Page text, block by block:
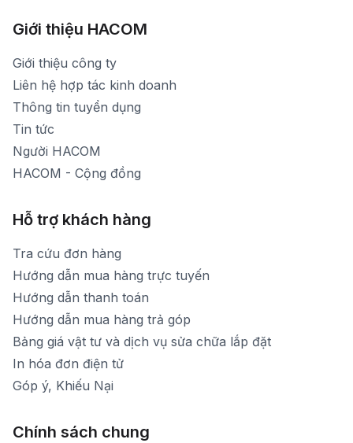
Thời gian mở cửa: Từ 8h30-19h hàng ngày
Xem bản đồ đường đi
1900 1903 (máy lẻ 159) -(028)73000322
1900 1903 (máy lẻ 160)
[email protected]
Thời gian mở cửa: Từ 8h30-20h hàng ngày
Giới thiệu HACOM
Giới thiệu công ty
Liên hệ hợp tác kinh doanh
Thông tin tuyển dụng
Tin tức
Người HACOM
HACOM - Cộng đồng
Hỗ trợ khách hàng
Tra cứu đơn hàng
Hướng dẫn mua hàng trực tuyến
Hướng dẫn thanh toán
Hướng dẫn mua hàng trả góp
Bảng giá vật tư và dịch vụ sửa chữa lắp đặt
In hóa đơn điện tử
Góp ý, Khiếu Nại
Chính sách chung